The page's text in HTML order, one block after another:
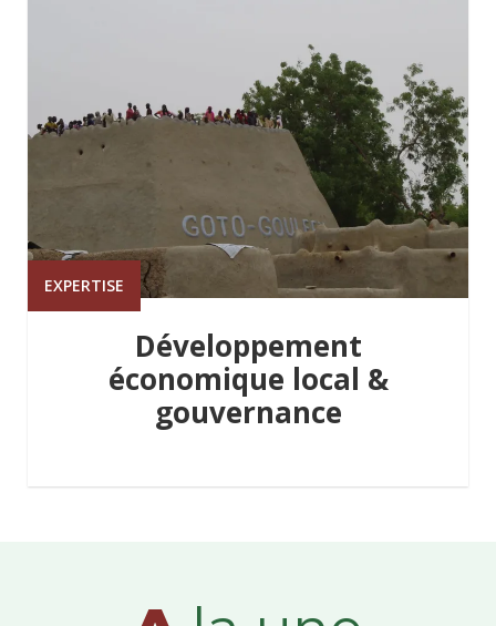
EXPERTISE
Développement
économique local &
gouvernance